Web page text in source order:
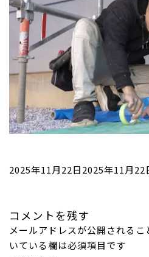
投
2025年11月22日2025年11月22
コメントを残す
メールアドレスが公開されるこ
いている欄は必須項目です